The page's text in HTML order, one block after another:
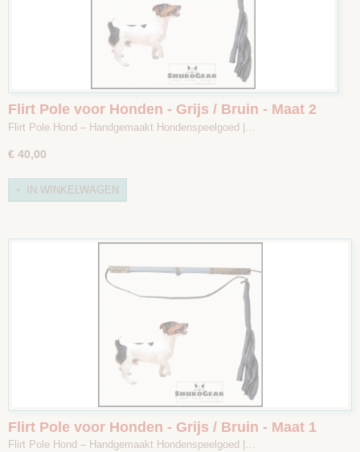
Flirt Pole voor Honden - Grijs / Bruin - Maat 2
Flirt Pole Hond – Handgemaakt Hondenspeelgoed |…
€ 40,00
IN WINKELWAGEN
Flirt Pole voor Honden - Grijs / Bruin - Maat 1
Flirt Pole Hond – Handgemaakt Hondenspeelgoed |…